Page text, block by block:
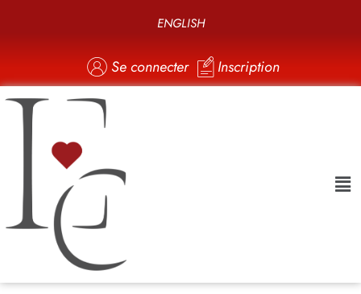
ENGLISH
Se connecter Inscription